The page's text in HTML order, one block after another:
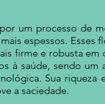
um processo de
espessos. Esses
firme e robusta em
à saúde, sendo um
Sua riqueza
a saciedade.